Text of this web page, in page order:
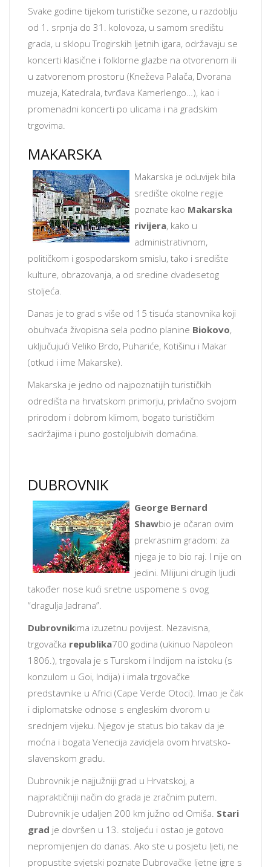
Svake godine tijekom turističke sezone, u razdoblju
od 1. srpnja do 31. kolovoza, u samom središtu
grada, u sklopu Trogirskih ljetnih igara, održavaju se
koncerti klasične i folklorne glazbe na otvorenom ili
u zatvorenom prostoru (Kneževa Palača, Dvorana
muzeja, Katedrala, tvrđava Kamerlengo…), kao i
promenadni koncerti po ulicama i na gradskim
trgovima.
MAKARSKA
Makarska je oduvijek bila
središte okolne regije
poznate kao Makarska
rivijera, kako u
administrativnom,
političkom i gospodarskom smislu, tako i središte
kulture, obrazovanja, a od sredine dvadesetog
stoljeća.
Danas je to grad s više od 15 tisuća stanovnika koji
obuhvaća živopisna sela podno planine Biokovo,
uključujući Veliko Brdo, Puhariće, Kotišinu i Makar
(otkud i ime Makarske).
Makarska je jedno od najpoznatijih turističkih
odredišta na hrvatskom primorju, privlačno svojom
prirodom i dobrom klimom, bogato turističkim
sadržajima i puno gostoljubivih domaćina.
DUBROVNIK
George Bernard
Shawbio je očaran ovim
prekrasnim gradom: za
njega je to bio raj. I nije on
jedini. Milijuni drugih ljudi
također nose kući sretne uspomene s ovog
“dragulja Jadrana”.
Dubrovnikima izuzetnu povijest. Nezavisna,
trgovačka republika700 godina (ukinuo Napoleon
1806.), trgovala je s Turskom i Indijom na istoku (s
konzulom u Goi, Indija) i imala trgovačke
predstavnike u Africi (Cape Verde Otoci). Imao je čak
i diplomatske odnose s engleskim dvorom u
srednjem vijeku. Njegov je status bio takav da je
moćna i bogata Venecija zavidjela ovom hrvatsko-
slavenskom gradu.
Dubrovnik je najjužniji grad u Hrvatskoj, a
najpraktičniji način do grada je zračnim putem.
Dubrovnik je udaljen 200 km južno od Omiša. Stari
grad je dovršen u 13. stoljeću i ostao je gotovo
nepromijenjen do danas. Ako ste u posjetu ljeti, ne
propustite svjetski poznate Dubrovačke ljetne igre s